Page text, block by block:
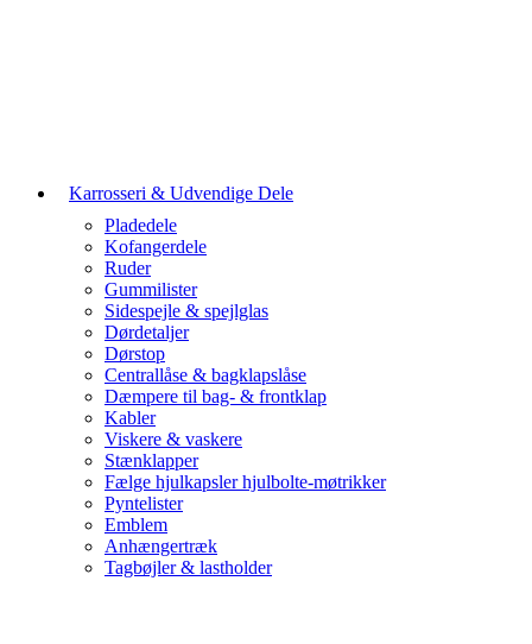
Karrosseri & Udvendige Dele
Pladedele
Kofangerdele
Ruder
Gummilister
Sidespejle & spejlglas
Dørdetaljer
Dørstop
Centrallåse & bagklapslåse
Dæmpere til bag- & frontklap
Kabler
Viskere & vaskere
Stænklapper
Fælge hjulkapsler hjulbolte-møtrikker
Pyntelister
Emblem
Anhængertræk
Tagbøjler & lastholder